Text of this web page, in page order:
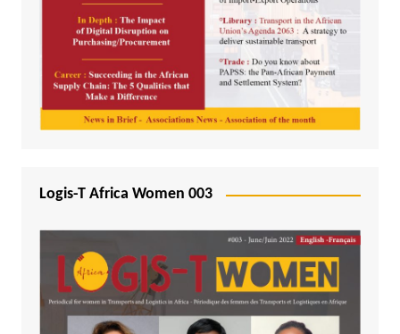
Logis-T Africa Women 003